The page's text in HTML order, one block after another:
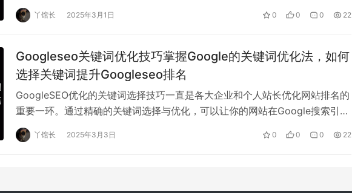
希望快速获得答案。Google已在其搜索算法中加强了对“零点击”结果的支持，即
要因素。对于Googl…
丫馆长 2025年3月1日 0 0 0 22
Googleseo关键词优化技巧掌握Google的关键词优化法，如何
选择关键词提升Googleseo排名
GoogleSEO优化的关键词选择技巧一直是各大企业和个人站长优化网站排名的
重要一环。通过精确的关键词选择与优化，可以让你的网站在Google搜索引擎
中脱颖而出，从而吸引更多精准的…
丫馆长 2025年3月3日 0 0 0 22